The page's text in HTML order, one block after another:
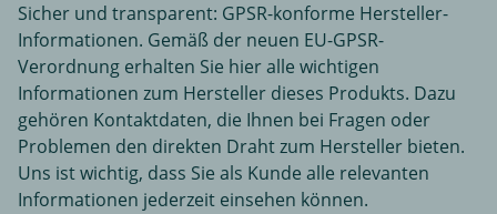
Sicher und transparent: GPSR-konforme Hersteller-
Informationen. Gemäß der neuen EU-GPSR-
Verordnung erhalten Sie hier alle wichtigen
Informationen zum Hersteller dieses Produkts. Dazu
gehören Kontaktdaten, die Ihnen bei Fragen oder
Problemen den direkten Draht zum Hersteller bieten.
Uns ist wichtig, dass Sie als Kunde alle relevanten
Informationen jederzeit einsehen können.